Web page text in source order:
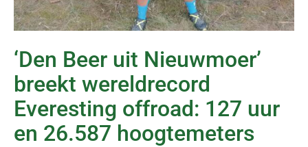
‘Den Beer uit Nieuwmoer’
breekt wereldrecord
Everesting offroad: 127 uur
en 26.587 hoogtemeters